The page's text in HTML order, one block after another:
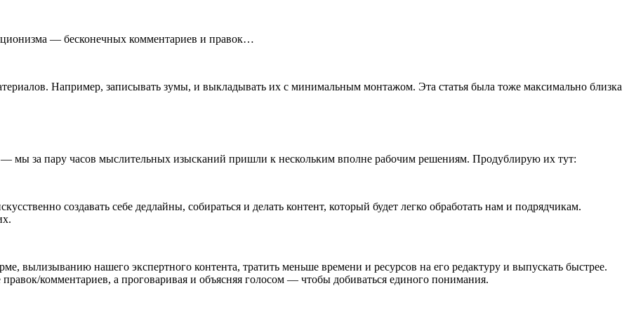
— бесконечных комментариев и правок…
Например, записывать зумы, и выкладывать их с минимальным монтажом. Эта статья была тоже максимально близка
— мы за пару часов мыслительных изысканий пришли к нескольким вполне рабочим решениям. Продублирую их тут:
создавать себе дедлайны, собираться и делать контент, который будет легко обработать нам и подрядчикам.
вылизыванию нашего экспертного контента, тратить меньше времени и ресурсов на его редактуру и выпускать быстрее.
комментариев, а проговаривая и объясняя голосом — чтобы добиваться единого понимания.